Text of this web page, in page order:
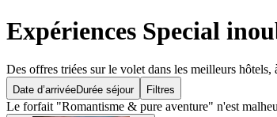
Expériences Special
Des offres triées sur le volet dans les meilleurs hôtels,
Date d’arrivéeDurée séjour Filtres
Le forfait "Romantisme & pure aventure" n'est